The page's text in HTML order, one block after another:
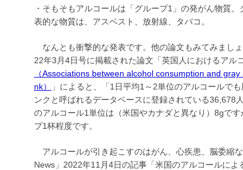
・そもそもアルコールは「グループ1」の発がん物質
表的な物質は、アスベスト、放射線、タバコ。
なんとも衝撃的な発表です。他の論文もみてみまし
22年3月4日号に掲載された論文「英国人におけるアル
（Associations between alcohol consumption and
nk）
」によると、「1日平均1～2単位のアルコールで
ンクと呼ばれるデータベースに登録されている36,678
のアルコール1単位は（米国やカナダと異なり）8gで
プ1杯程度です。
アルコールが引き起こすのはがん、心疾患、脳委縮
News」2022年11月4日の記事「米国のアルコールに